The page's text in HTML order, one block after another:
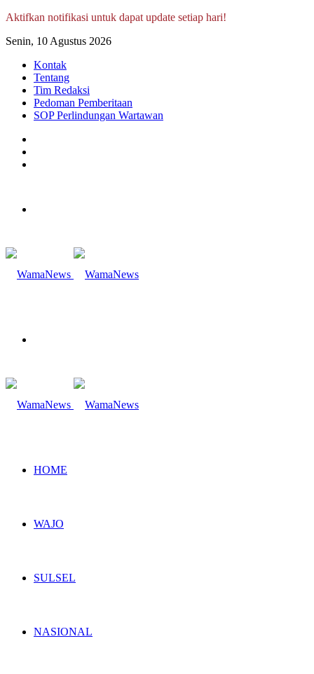
Aktifkan notifikasi untuk dapat update setiap hari!
Senin, 10 Agustus 2026
Kontak
Tentang
Tim Redaksi
Pedoman Pemberitaan
SOP Perlindungan Wartawan
HOME
WAJO
SULSEL
NASIONAL